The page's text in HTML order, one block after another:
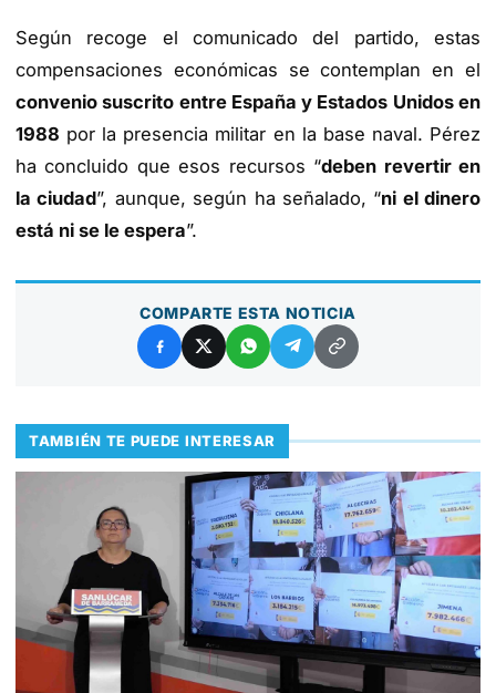
Según recoge el comunicado del partido, estas
compensaciones económicas se contemplan en el
convenio suscrito entre España y Estados Unidos en
1988 por la presencia militar en la base naval. Pérez
ha concluido que esos recursos “deben revertir en
la ciudad”, aunque, según ha señalado, “ni el dinero
está ni se le espera”.
COMPARTE ESTA NOTICIA
TAMBIÉN TE PUEDE INTERESAR